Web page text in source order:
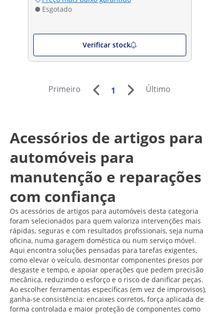
Esgotado
Verificar stock
Primeiro 1 Último
Acessórios de artigos para
automóveis para
manutenção e reparações
com confiança
Os acessórios de artigos para automóveis desta categoria
foram selecionados para quem valoriza intervenções mais
rápidas, seguras e com resultados profissionais, seja numa
oficina, numa garagem doméstica ou num serviço móvel.
Aqui encontra soluções pensadas para tarefas exigentes,
como elevar o veículo, desmontar componentes presos por
desgaste e tempo, e apoiar operações que pedem precisão
mecânica, reduzindo o esforço e o risco de danificar peças.
Ao escolher ferramentas específicas (em vez de improvisos),
ganha-se consistência: encaixes corretos, força aplicada de
forma controlada e maior proteção de componentes como